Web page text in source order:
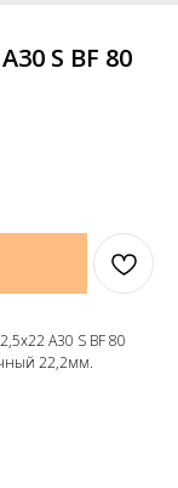
S BF 80
А30 S BF 80
22,2мм.